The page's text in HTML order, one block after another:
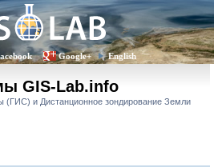
Google+ English
GIS-Lab.info
(ГИС) и Дистанционное зондирование Земли